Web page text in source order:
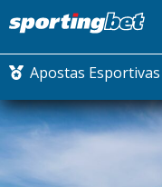
Apostas Esportivas
CONMEBOL